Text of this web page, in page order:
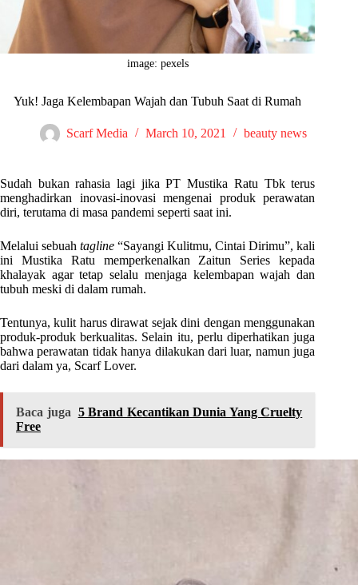
image: pexels
Yuk! Jaga Kelembapan Wajah dan Tubuh Saat di Rumah
Scarf Media March 10, 2021 beauty news
Sudah bukan rahasia lagi jika PT Mustika Ratu Tbk terus
menghadirkan inovasi-inovasi mengenai produk perawatan
diri, terutama di masa pandemi seperti saat ini.
Melalui sebuahtagline“Sayangi Kulitmu, Cintai Dirimu”, kali
ini Mustika Ratu memperkenalkan Zaitun Series kepada
khalayak agar tetap selalu menjaga kelembapan wajah dan
tubuh meski di dalam rumah.
Tentunya, kulit harus dirawat sejak dini dengan menggunakan
produk-produk berkualitas. Selain itu, perlu diperhatikan juga
bahwa perawatan tidak hanya dilakukan dari luar, namun juga
dari dalam ya, Scarf Lover.
Baca juga 5 Brand Kecantikan Dunia Yang Cruelty
Free